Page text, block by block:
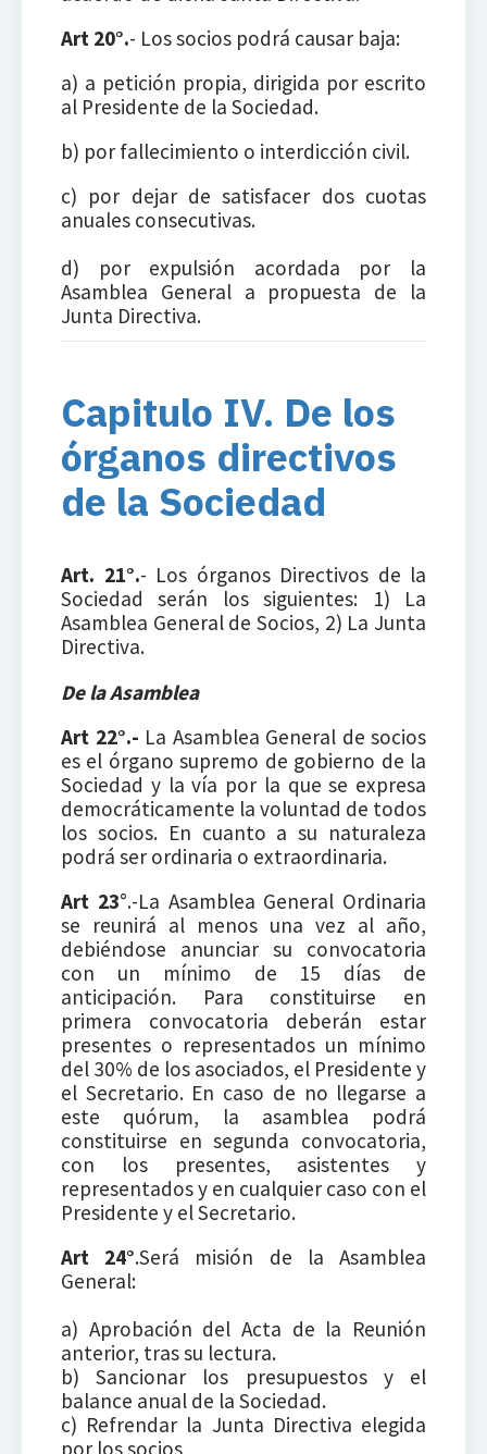
Art 20°.- Los socios podrá causar baja:
a) a petición propia, dirigida por escrito
al Presidente de la Sociedad.
b) por fallecimiento o interdicción civil.
c) por dejar de satisfacer dos cuotas
anuales consecutivas.
d) por expulsión acordada por la
Asamblea General a propuesta de la
Junta Directiva.
Capitulo IV. De los
órganos directivos
de la Sociedad
Art. 21°.- Los órganos Directivos de la
Sociedad serán los siguientes: 1) La
Asamblea General de Socios, 2) La Junta
Directiva.
De la Asamblea
Art 22°.- La Asamblea General de socios
es el órgano supremo de gobierno de la
Sociedad y la vía por la que se expresa
democráticamente la voluntad de todos
los socios. En cuanto a su naturaleza
podrá ser ordinaria o extraordinaria.
Art 23°.-La Asamblea General Ordinaria
se reunirá al menos una vez al año,
debiéndose anunciar su convocatoria
con un mínimo de 15 días de
anticipación. Para constituirse en
primera convocatoria deberán estar
presentes o representados un mínimo
del 30% de los asociados, el Presidente y
el Secretario. En caso de no llegarse a
este quórum, la asamblea podrá
constituirse en segunda convocatoria,
con los presentes, asistentes y
representados y en cualquier caso con el
Presidente y el Secretario.
Art 24°.Será misión de la Asamblea
General:
a) Aprobación del Acta de la Reunión
anterior, tras su lectura.
b) Sancionar los presupuestos y el
balance anual de la Sociedad.
c) Refrendar la Junta Directiva elegida
por los socios